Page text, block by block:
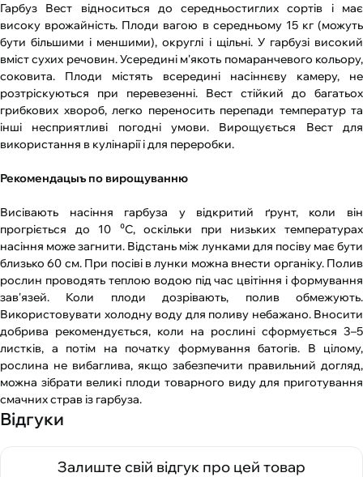
Гарбуз Вест відноситься до середньостиглих сортів і має
високу врожайність. Плоди вагою в середньому 15 кг (можуть
бути більшими і меншими), округлі і щільні. У гарбузі високий
вміст сухих речовин. Усередині м'якоть помаранчевого кольору,
соковита. Плоди містять всередині насіннєву камеру, не
розтріскуються при перевезенні. Вест стійкий до багатьох
грибкових хвороб, легко переносить перепади температур та
інші несприятливі погодні умови. Вирощується Вест для
використання в кулінарії і для переробки.
Рекомендацыъ по вирощуванню
Висівають насіння гарбуза у відкритий ґрунт, коли він
прогріється до 10 ⁰С, оскільки при низьких температурах
насіння може загнити. Відстань між лунками для посіву має бути
близько 60 см. При посіві в лунки можна внести органіку. Полив
рослин проводять теплою водою під час цвітіння і формування
зав'язей. Коли плоди дозрівають, полив обмежують.
Використовувати холодну воду для поливу небажано. Вносити
добрива рекомендується, коли на рослині сформується 3–5
листків, а потім на початку формування батогів. В цілому,
рослина не вибаглива, якщо забезпечити правильний догляд,
можна зібрати великі плоди товарного виду для приготування
смачних страв із гарбуза.
Відгуки
Залиште свій відгук про цей товар